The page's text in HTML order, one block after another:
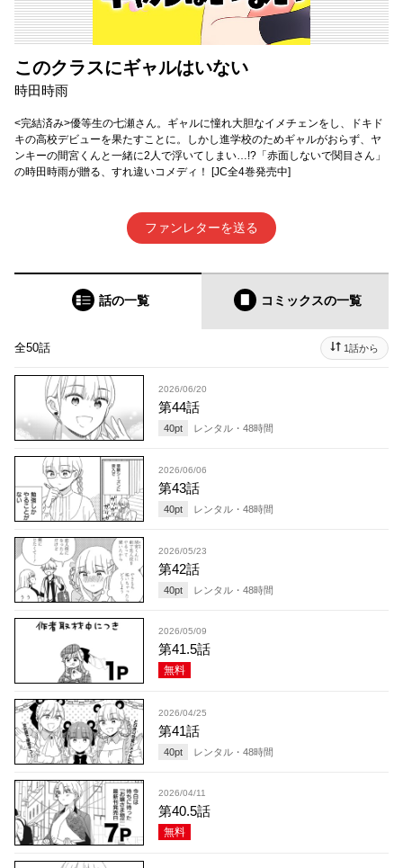
このクラスにギャルはいない
時田時雨
<完結済み>優等生の七瀬さん。ギャルに憧れ大胆なイメチェンをし、ドキド
キの高校デビューを果たすことに。しかし進学校のためギャルがおらず、ヤ
ンキーの間宮くんと一緒に2人で浮いてしまい…!?「赤面しないで関目さん」
の時田時雨が贈る、すれ違いコメディ！ [JC全4巻発売中]
ファンレターを送る
話の一覧 コミックスの一覧
全50話 1話から
2026/06/20
第44話
40pt レンタル・ 48時間
2026/06/06
第43話
40pt レンタル・ 48時間
2026/05/23
第42話
40pt レンタル・ 48時間
2026/05/09
第41.5話
無料
2026/04/25
第41話
40pt レンタル・ 48時間
2026/04/11
第40.5話
無料